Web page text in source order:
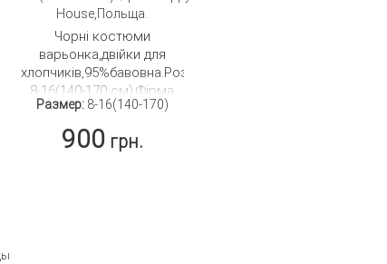
Чорні костюми
варьонка,двійки для
хлопчиків,95%бавовна.Розмір
8-16(140-170 см).Фірма
Happy House,Польща.
Размер: 8-16(140-170)
900грн.
ПОДРОБНЕЕ